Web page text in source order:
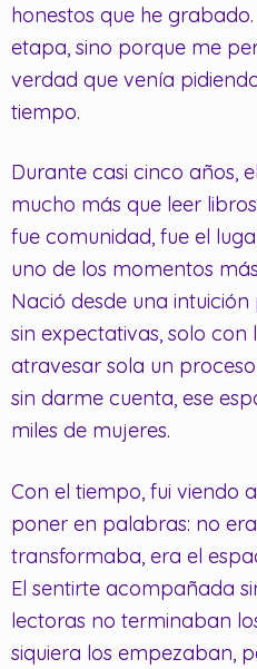
honestos que he
etapa, sino porque me
verdad que venía
tiempo.
Durante casi cinco años,
mucho más que leer
fue comunidad, fue el
uno de los momentos
Nació desde una
sin expectativas, solo con
atravesar sola un
sin darme cuenta, ese
miles de mujeres.
Con el tiempo, fui viendo
poner en palabras: no
transformaba, era el
El sentirte acompañada
lectoras no terminaban
siquiera los empezaban,